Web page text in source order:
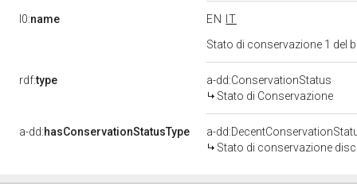
l0:name EN
IT
Stato di conservazione 1 del
rdf:type
a-dd:ConservationStatus
Stato di Conservazione
a-dd:hasConservationStatusType
a-
Stato di conservazione